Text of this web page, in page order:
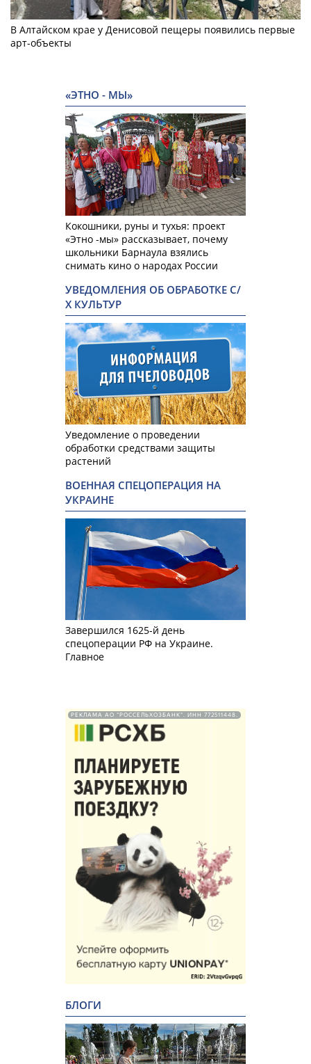
В Алтайском крае у Денисовой пещеры появились первые
арт-объекты
«ЭТНО - МЫ»
Кокошники, руны и тухья: проект
«Этно -мы» рассказывает, почему
школьники Барнаула взялись
снимать кино о народах России
УВЕДОМЛЕНИЯ ОБ ОБРАБОТКЕ С/
Х КУЛЬТУР
Уведомление о проведении
обработки средствами защиты
растений
ВОЕННАЯ СПЕЦОПЕРАЦИЯ НА
УКРАИНЕ
Завершился 1625-й день
спецоперации РФ на Украине.
Главное
РЕКЛАМА АО "РОССЕЛЬХОЗБАНК". ИНН 772511448.
БЛОГИ